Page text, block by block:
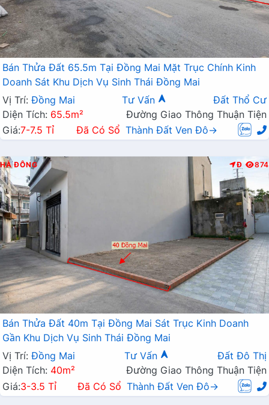
Bán Thửa Đất 65.5m Tại Đồng Mai Mặt Trục Chính Kinh
Doanh Sát Khu Dịch Vụ Sinh Thái Đồng Mai
Vị Trí: Đồng Mai Tư Vấn
Đất Thổ Cư
Diện Tích: 65.5m²
Đường Giao Thông Thuận Tiện
Giá:7-7.5 Tỉ Đã Có Sổ Thành Đất Ven Đô→
HÀ ĐÔNG Đ 874
Bán Thửa Đất 40m Tại Đồng Mai Sát Trục Kinh Doanh
Gần Khu Dịch Vụ Sinh Thái Đồng Mai
Vị Trí: Đồng Mai Tư Vấn
Đất Đô Thị
Diện Tích: 40m²
Đường Giao Thông Thuận Tiện
Giá:3-3.5 Tỉ Đã Có Sổ Thành Đất Ven Đô→